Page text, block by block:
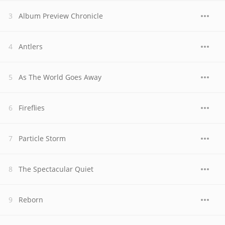
Album Preview Chronicle
Antlers
As The World Goes Away
Fireflies
Particle Storm
The Spectacular Quiet
Reborn